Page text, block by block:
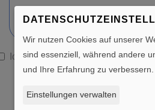
Ich habe die
diese.
NACHRICHT
Wir nutzen Cookies auf unserer
sind essenziell, während andere
und Ihre Erfahrung zu verbessern.
Einstellungen verwalten